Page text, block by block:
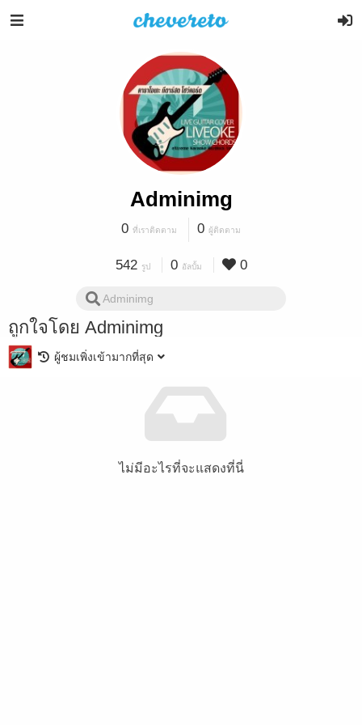
Adminimg
0 ที่เราติดตาม 0 ผู้ติดตาม
542 รูป 0 อัลบั้ม 0
ถูกใจโดย Adminimg
ผู้ชมเพิ่งเข้ามากที่สุด
ไม่มีอะไรที่จะแสดงที่นี่